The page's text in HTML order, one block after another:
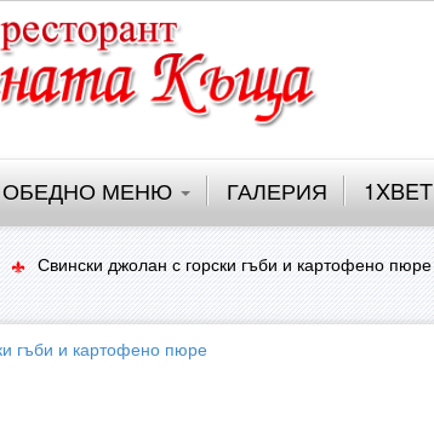
ОБЕДНО МЕНЮ ГАЛЕРИЯ 1XBET
Свински джолан с горски гъби и картофено пюре